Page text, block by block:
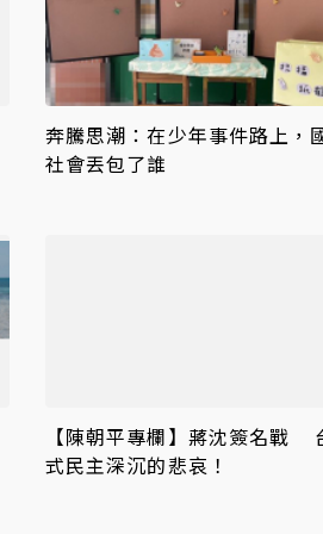
奔騰思潮：在少年事件路上，
社會丟包了誰
【陳朝平專欄】蔣沈簽名戰
式民主深沉的悲哀！